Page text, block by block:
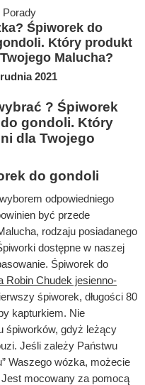
Porady
Śpiworek do
Który produkt
Malucha?
2021
? Śpiworek
gondoli. Który
dla Twojego
do gondoli
odpowiedniego
być przede
rodzaju posiadanego
dostępne w naszej
Śpiworek do
Robin Chudek jesienno-
śpiworek, długości 80
kapturkiem. Nie
śpiworków, gdyż leżący
Jeśli zależy Państwu
Waszego wózka, możecie
Jest mocowany za pomocą